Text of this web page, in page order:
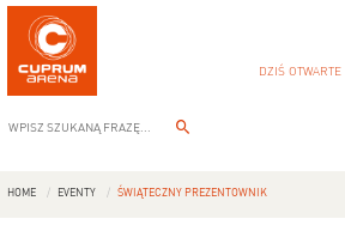
DZIŚ OTWARTE
HOME EVENTY ŚWIĄTECZNY PREZENTOWNIK